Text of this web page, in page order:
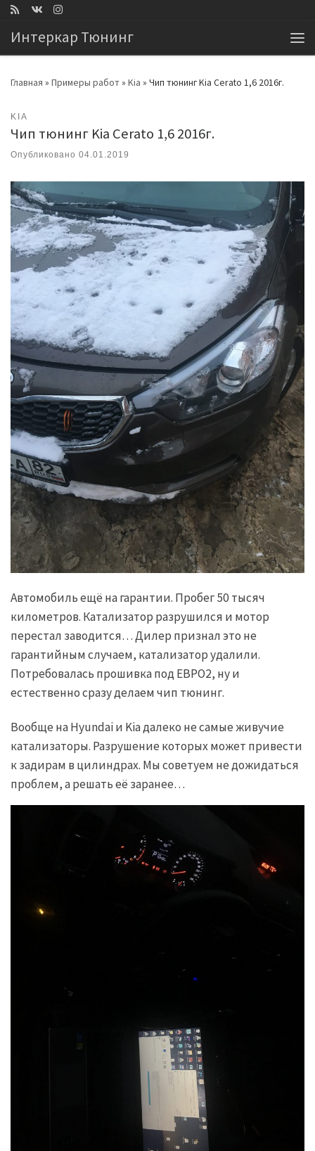
Интеркар Тюнинг
Главная » Примеры работ» Kia » Чип тюнинг Kia Cerato 1,6 2016г.
KIA
Чип тюнинг Kia Cerato 1,6 2016г.
Опубликовано 04.01.2019
Автомобиль ещё на гарантии. Пробег 50 тысяч
километров. Катализатор разрушился и мотор
перестал заводится… Дилер признал это не
гарантийным случаем, катализатор удалили.
Потребовалась прошивка под ЕВРО2, ну и
естественно сразу делаем чип тюнинг.
Вообще на Hyundai и Kia далеко не самые живучие
катализаторы. Разрушение которых может привести
к задирам в цилиндрах. Мы советуем не дожидаться
проблем, а решать её заранее…